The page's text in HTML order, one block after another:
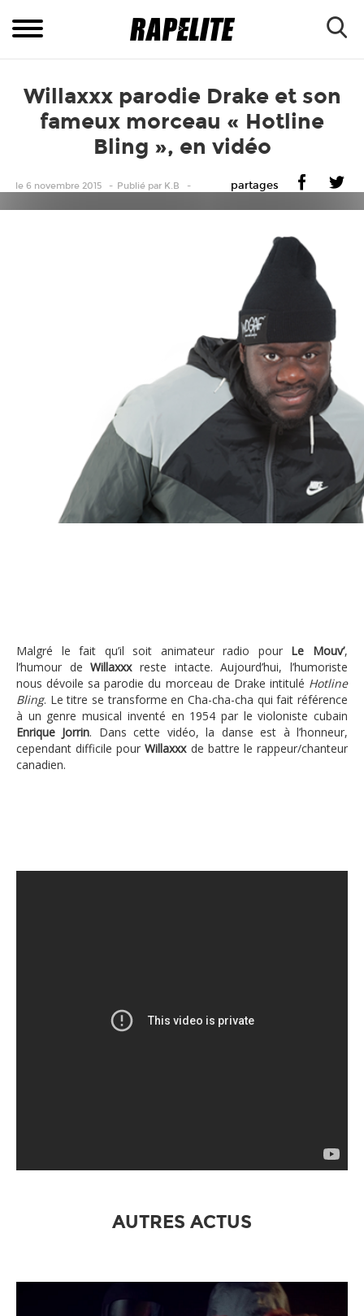
Willaxxx parodie Drake et son
fameux morceau « Hotline
Bling », en vidéo
le 6 novembre 2015 Publié par K.B partages
Malgré le fait qu’il soit animateur radio pour Le Mouv’,
l’humour deWillaxxxreste intacte. Aujourd’hui, l’humoriste
nous dévoile sa parodie du morceau de Drake intitulé Hotline
Bling. Le titre se transforme en Cha-cha-cha qui fait référence
à un genre musical inventé en 1954 par le violoniste cubain
Enrique Jorrin. Dans cette vidéo, la danse est à l’honneur,
cependant difficile pourWillaxxxde battre le rappeur/chanteur
canadien.
AUTRES ACTUS